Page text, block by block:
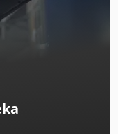
glava
ulevo i udesno.